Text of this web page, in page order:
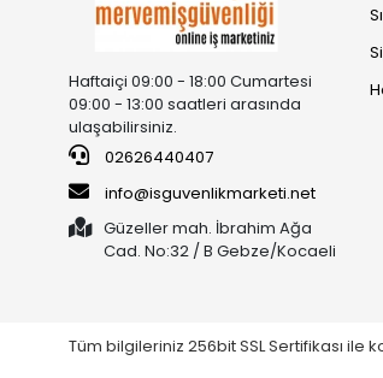
Haftaiçi 09:00 - 18:00 Cumartesi
09:00 - 13:00 saatleri arasında
ulaşabilirsiniz.
02626440407
info@isguvenlikmarketi.net
Güzeller mah. İbrahim Ağa
Cad. No:32 / B Gebze/Kocaeli
Tüm bilgileriniz 256bit SSL Sertifikası ile